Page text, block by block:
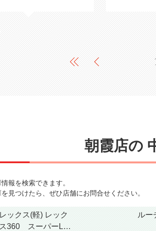
朝霞店の
報を検索できます。
見つけたら、ぜひ店舗にお問合せください。
レックス(軽) レック
ス360 スーパーL